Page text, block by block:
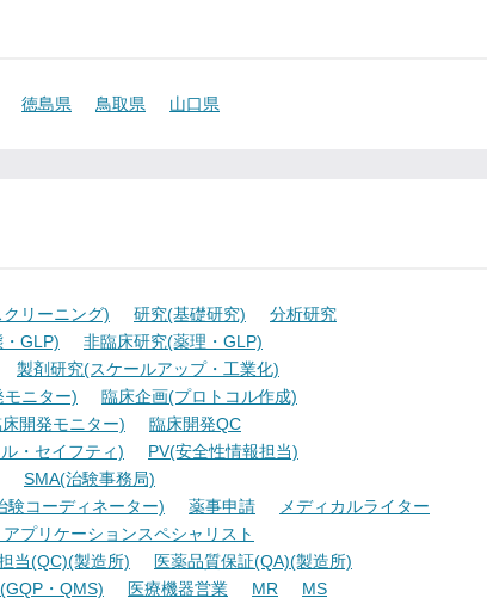
徳島県 鳥取県 山口県
リーニング) 研究(基礎研究)
分析研究
GLP)
非臨床研究(薬理・GLP)
製剤研究(スケールアップ・工業化)
ニター)
臨床企画(プロトコル作成)
開発モニター)
臨床開発QC
・セイフティ)
PV(安全性情報担当)
SMA(治験事務局)
験コーディネーター) 薬事申請
メディカルライター
プリケーションスペシャリスト
当(QC)(製造所)
医薬品質保証(QA)(製造所)
・QMS) 医療機器営業 MR
MS